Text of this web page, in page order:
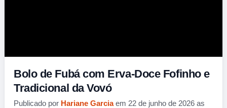
Bolo de Fubá com Erva-Doce Fofinho e
Tradicional da Vovó
Publicado por Hariane Garciaem 22 de junho de 2026 as